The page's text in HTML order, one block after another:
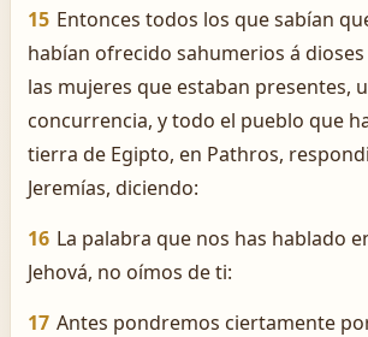
15 Entonces todos los que sabían
habían ofrecido sahumerios á
las mujeres que estaban presentes,
concurrencia, y todo el pueblo que
tierra de Egipto, en Pathros,
Jeremías, diciendo:
16 La palabra que nos has hablado
Jehová, no oímos de ti:
17 Antes pondremos ciertamente